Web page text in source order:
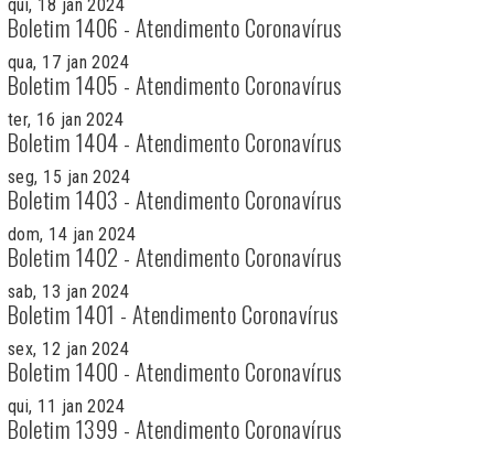
qui, 18 jan 2024
Boletim 1406 - Atendimento Coronavírus
qua, 17 jan 2024
Boletim 1405 - Atendimento Coronavírus
ter, 16 jan 2024
Boletim 1404 - Atendimento Coronavírus
seg, 15 jan 2024
Boletim 1403 - Atendimento Coronavírus
dom, 14 jan 2024
Boletim 1402 - Atendimento Coronavírus
sab, 13 jan 2024
Boletim 1401 - Atendimento Coronavírus
sex, 12 jan 2024
Boletim 1400 - Atendimento Coronavírus
qui, 11 jan 2024
Boletim 1399 - Atendimento Coronavírus